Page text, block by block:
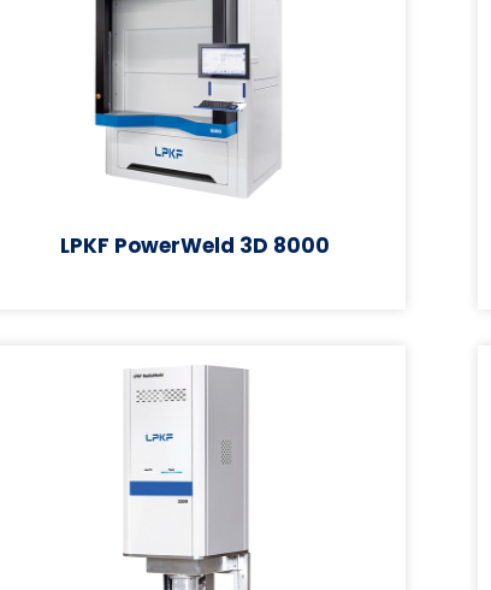
LPKF PowerWeld 3D 8000